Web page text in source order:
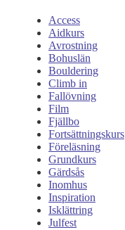
Access
Aidkurs
Avrostning
Bohuslän
Bouldering
Climb in
Fallövning
Film
Fjällbo
Fortsättningskurs
Föreläsning
Grundkurs
Gärdsås
Inomhus
Inspiration
Isklättring
Julfest